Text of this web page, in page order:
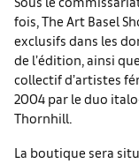
fois, The Art Basel
exclusifs dans les
de l’édition, ainsi
collectif d’artistes
2004 par le duo
Thornhill.
La boutique sera